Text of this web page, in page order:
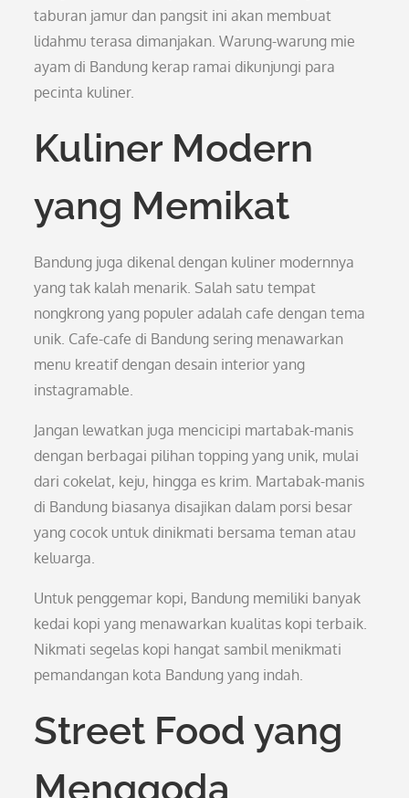
taburan jamur dan pangsit ini akan membuat
lidahmu terasa dimanjakan. Warung-warung mie
ayam di Bandung kerap ramai dikunjungi para
pecinta kuliner.
Kuliner Modern
yang Memikat
Bandung juga dikenal dengan kuliner modernnya
yang tak kalah menarik. Salah satu tempat
nongkrong yang populer adalah cafe dengan tema
unik. Cafe-cafe di Bandung sering menawarkan
menu kreatif dengan desain interior yang
instagramable.
Jangan lewatkan juga mencicipi martabak-manis
dengan berbagai pilihan topping yang unik, mulai
dari cokelat, keju, hingga es krim. Martabak-manis
di Bandung biasanya disajikan dalam porsi besar
yang cocok untuk dinikmati bersama teman atau
keluarga.
Untuk penggemar kopi, Bandung memiliki banyak
kedai kopi yang menawarkan kualitas kopi terbaik.
Nikmati segelas kopi hangat sambil menikmati
pemandangan kota Bandung yang indah.
Street Food yang
Menggoda